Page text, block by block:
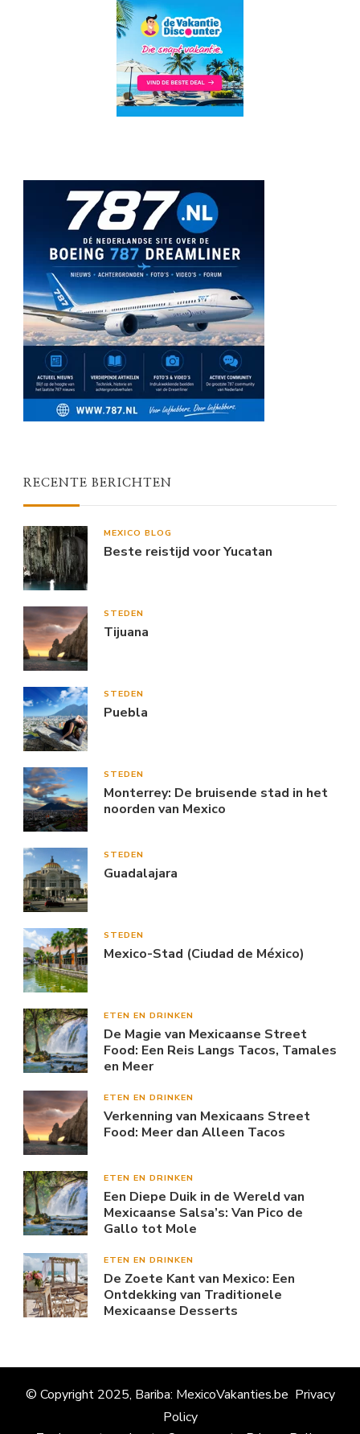
RECENTE BERICHTEN
MEXICO BLOG
Beste reistijd voor Yucatan
STEDEN
Tijuana
STEDEN
Puebla
STEDEN
Monterrey: De bruisende stad in het
noorden van Mexico
STEDEN
Guadalajara
STEDEN
Mexico-Stad (Ciudad de México)
ETEN EN DRINKEN
De Magie van Mexicaanse Street
Food: Een Reis Langs Tacos, Tamales
en Meer
ETEN EN DRINKEN
Verkenning van Mexicaans Street
Food: Meer dan Alleen Tacos
ETEN EN DRINKEN
Een Diepe Duik in de Wereld van
Mexicaanse Salsa’s: Van Pico de
Gallo tot Mole
ETEN EN DRINKEN
De Zoete Kant van Mexico: Een
Ontdekking van Traditionele
Mexicaanse Desserts
© Copyright 2025, Bariba: MexicoVakanties.be Privacy
Policy